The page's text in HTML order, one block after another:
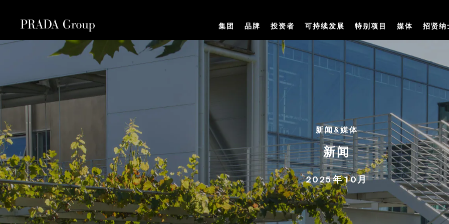
集团 品牌 投资者 可持续发展 特别项目 媒体 招贤纳
新闻&媒体
新闻
2025年10月